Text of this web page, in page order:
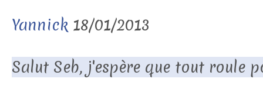
Yannick 18/01/2013
Salut Seb, j'espère que tout roule